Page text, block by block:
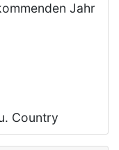
Jahr
Country